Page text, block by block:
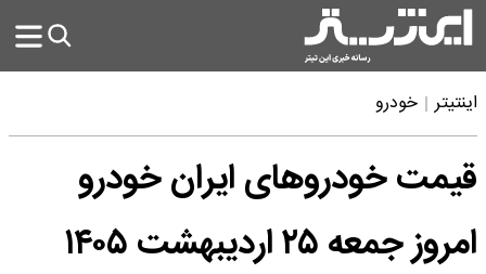
اینتیتر خودرو
قیمت خودرو‌های ایران خودرو
امروز جمعه ۲۵ اردیبهشت ۱۴۰۵